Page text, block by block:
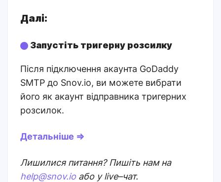
Далі:
Запустіть тригерну розсилку
Після підключення акаунта GoDaddy
SMTP до Snov.io, ви можете вибрати
його як акаунт відправника тригерних
розсилок.
Детальніше ⇒
Лишилися питання? Пишіть нам на
help@snov.ioабо у live–чат.